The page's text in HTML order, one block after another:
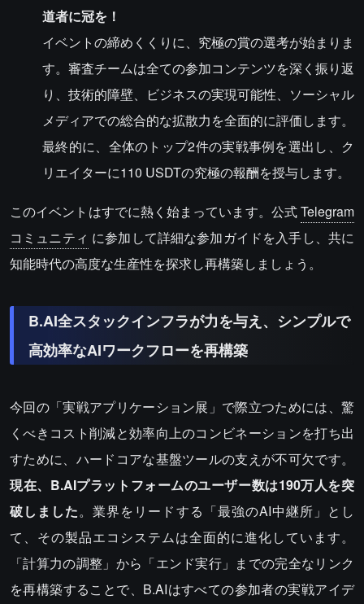
道者に冠を！
イベントの締めくくりに、究極の賞の選考が始まりま
す。審査チームは全ての参加コンテンツを深く振り返
り、技術的障壁、ビジネスの実現可能性、ソーシャル
メディアでの総合的な拡散力を全面的に評価します。
最終的に、全体のトップ2件の実戦事例を選出し、ク
リエイターに110 USDTの究極の報酬を授与します。
このイベントはすでに熱く始まっています。公式Telegram
コミュニティ に参加して詳細な参加ガイドを入手し、共に
知能時代の高度な生産性を探求し再構築しましょう。
B.AI全スタックインフラが力を与え、シンプルで
高効率なAIワークフローを再構築
今回の「実戦アプリケーション展」で際立つためには、驚
くべきコスト削減と効率向上のコンビネーションを打ち出
すために、ハードコアな基盤ツールの支えが不可欠です。
現在、B.AIプラットフォームのユーザー数は190万人を突
破しました。業界をリードする「最強のAI中継所」とし
て、その製品エコシステムは全面的に進化しています。
「計算力の調整」から「エンド実行」までの完全なリンク
を再構築することで、B.AIはすべての参加者の実戦アイデ